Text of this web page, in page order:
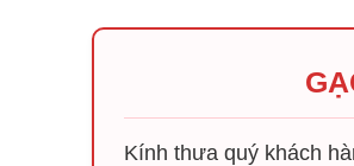
Kính thưa quý khách